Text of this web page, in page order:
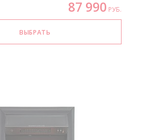
87 990 РУБ.